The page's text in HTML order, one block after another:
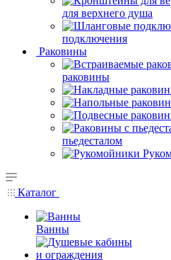
для верхнего душа
подключения
Раковины
раковины
пьедесталом
Каталог
Ванны